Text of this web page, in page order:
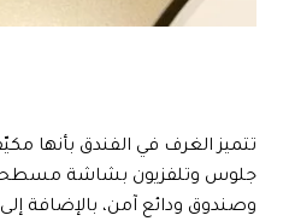
تتميز الغرف في الفندق بأنها
جلوس وتلفزيون بشاشة مسطحة
وصندوق ودائع آمن، بالإضافة